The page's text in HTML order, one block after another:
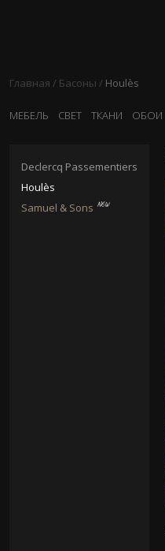
Главная / Басоны / Houlès
МЕБЕЛЬ СВЕТ ТКАНИ ОБОИ
Declercq Passementiers
Houlès
Samuel & Sons